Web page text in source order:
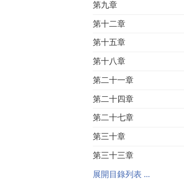
第九章
第十二章
第十五章
第十八章
第二十一章
第二十四章
第二十七章
第三十章
第三十三章
展開目錄列表 ...